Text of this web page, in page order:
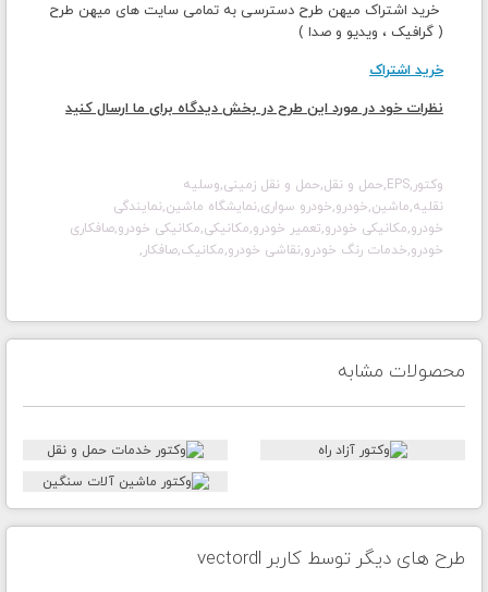
خرید اشتراک میهن طرح دسترسی به تمامی سایت های میهن طرح
( گرافیک ، ویدیو و صدا )
خرید اشتراک
نظرات خود در مورد این طرح در بخش دیدگاه برای ما ارسال کنید
وکتور,EPS,حمل و نقل,حمل و نقل زمینی,وسلیه
نقلیه,ماشین,خودرو,خودرو سواری,نمایشگاه ماشین,نمایندگی
خودرو,مکانیکی خودرو,تعمیر خودرو,مکانیکی,مکانیکی خودرو,صافکاری
خودرو,خدمات رنگ خودرو,نقاشی خودرو,مکانیک,صافکار,
محصولات مشابه
طرح های دیگر توسط کاربر vectordl